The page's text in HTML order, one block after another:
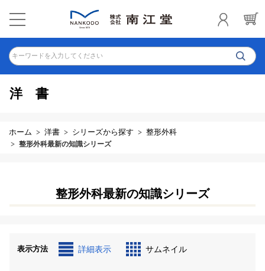
キーワードを入力してください
洋書
ホーム 洋書 シリーズから探す 整形外科
整形外科最新の知識シリーズ
整形外科最新の知識シリーズ
表示方法 詳細表示 サムネイル